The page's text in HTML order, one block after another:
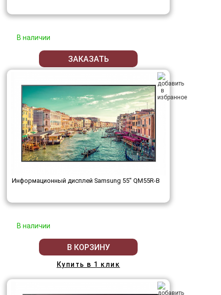
В наличии
ЗАКАЗАТЬ
Информационный дисплей Samsung 55" QM55R-B
В наличии
В КОРЗИНУ
Купить в 1 клик